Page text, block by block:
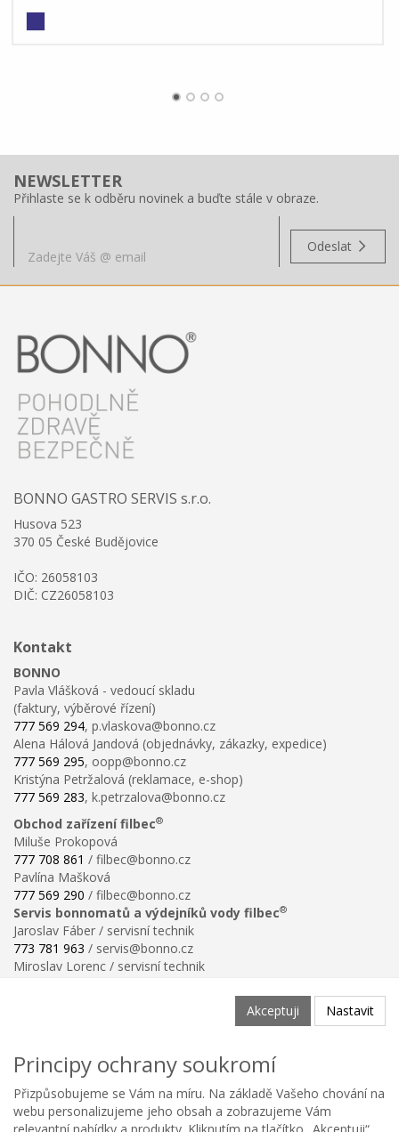
NEWSLETTER
Přihlaste se k odběru novinek a buďte stále v obraze.
Odeslat
BONNO GASTRO SERVIS s.r.o.
Husova 523
370 05 České Budějovice
IČO: 26058103
DIČ: CZ26058103
Kontakt
BONNO
Pavla Vlášková - vedoucí skladu
(faktury, výběrové řízení)
777 569 294, p.vlaskova@bonno.cz
Alena Hálová Jandová (objednávky, zákazky, expedice)
777 569 295, oopp@bonno.cz
Kristýna Petržalová (reklamace, e-shop)
777 569 283, k.petrzalova@bonno.cz
Obchod zařízení filbec®
Miluše Prokopová
777 708 861 / filbec@bonno.cz
Pavlína Mašková
777 569 290 / filbec@bonno.cz
Servis bonnomatů a výdejníků vody filbec®
Jaroslav Fáber / servisní technik
773 781 963 / servis@bonno.cz
Miroslav Lorenc / servisní technik
Ochrana osobních údajů
Poučení o právu na odstoupení od smlouvy
Reklamační řád
Reklamační protokol ke stažení
Velikostní tabulka
Akceptuji Nastavit
Principy ochrany soukromí
Přizpůsobujeme se Vám na míru. Na základě Vašeho chování na
webu personalizujeme jeho obsah a zobrazujeme Vám